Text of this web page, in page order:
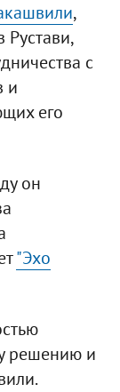
,
с
и
его
он
"Эхо
решению и